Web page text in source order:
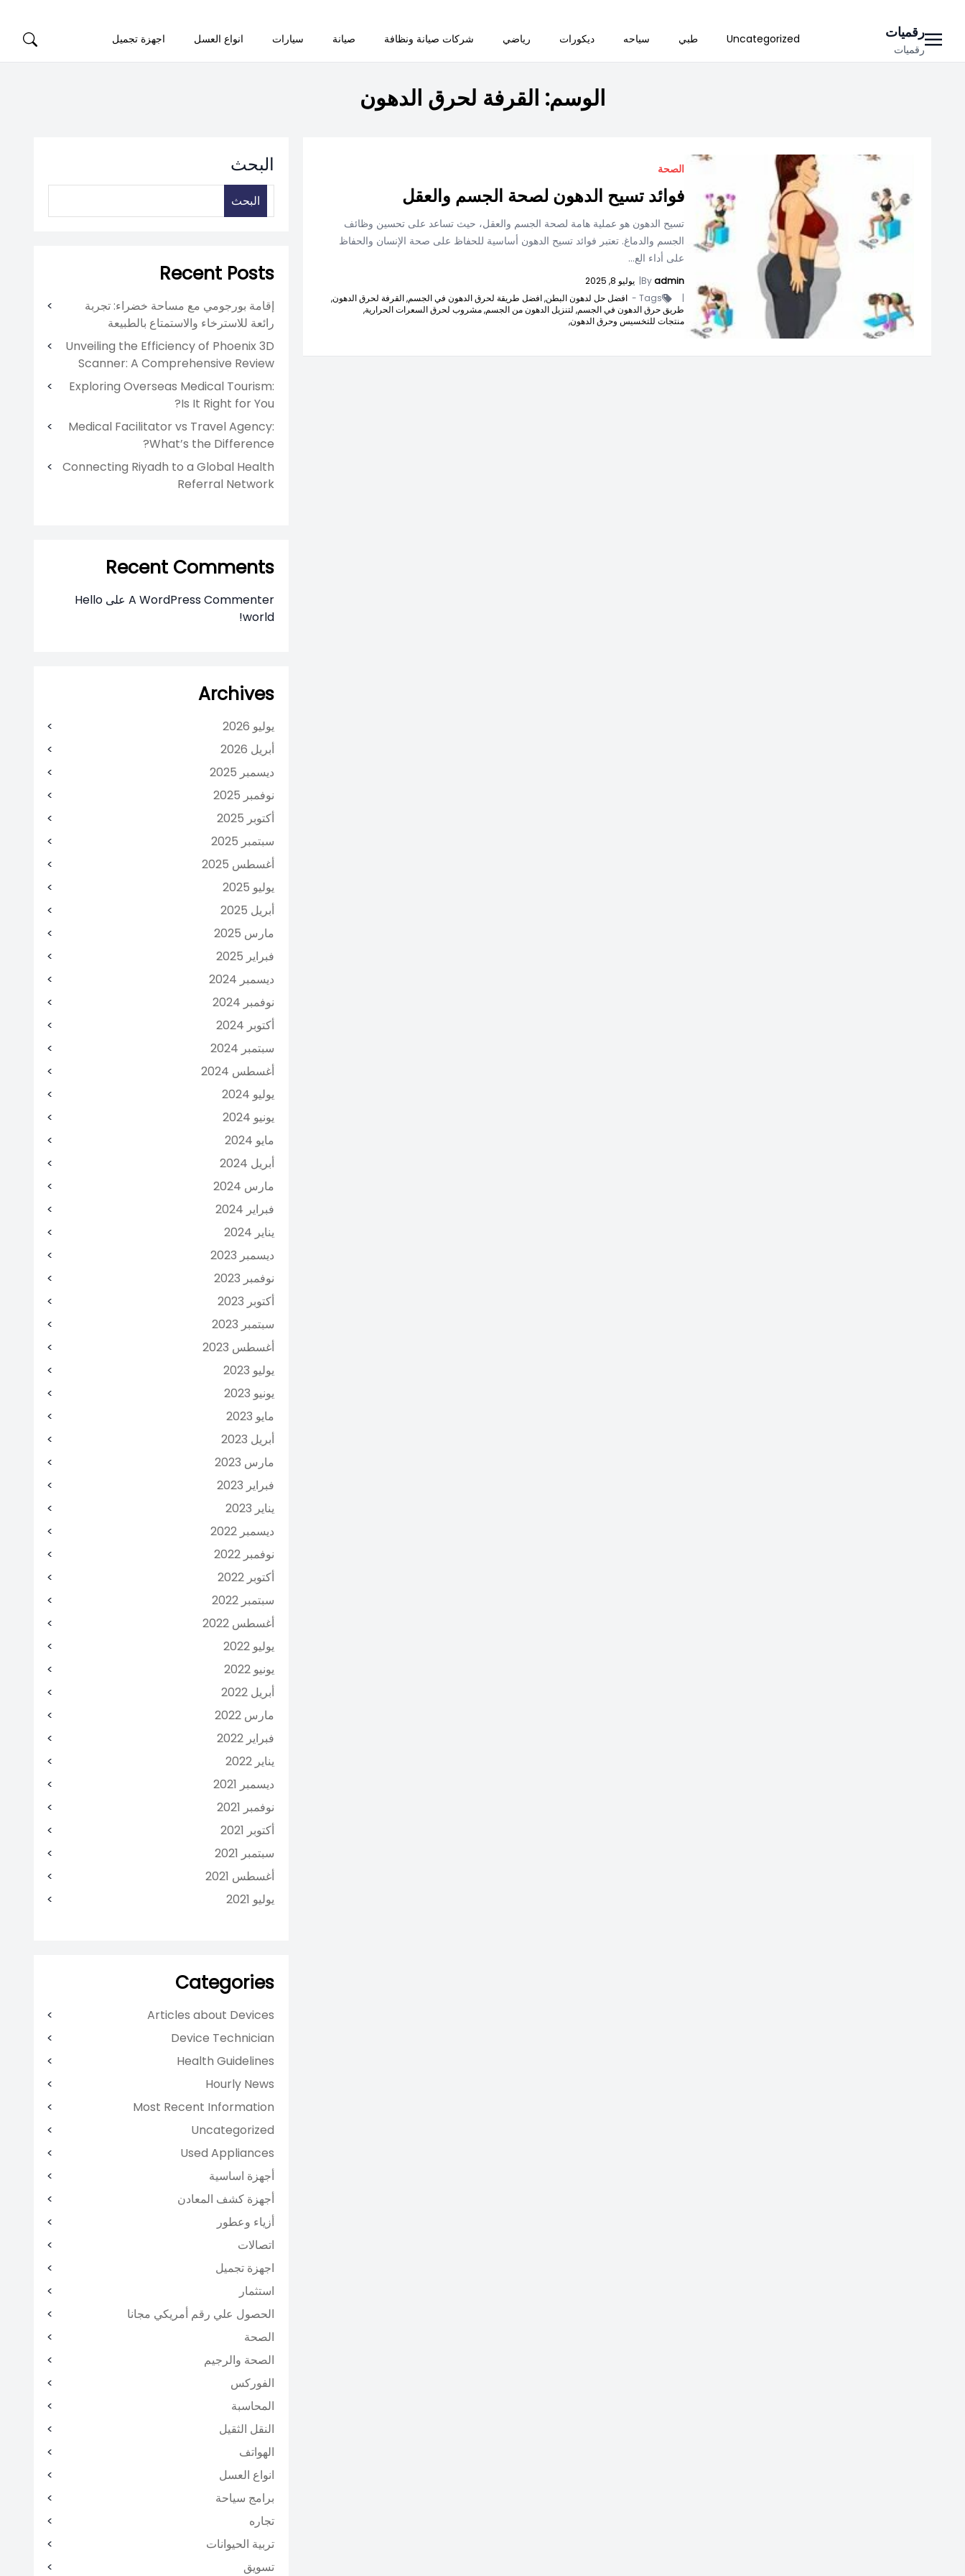
content
رقميات
رقميات
Uncategorized طبي سياحه ديكورات رياضي شركات صيانة ونظافة صيانة سيارات انواع العسل اجهزة تجميل
الوسم: القرفة لحرق الدهون
الصحة
فوائد تسيح الدهون لصحة الجسم والعقل
تسيح الدهون هو عملية هامة لصحة الجسم والعقل، حيث تساعد على تحسين وظائف
الجسم والدماغ. تعتبر فوائد تسيح الدهون أساسية للحفاظ على صحة الإنسان والحفاظ
على أداء الع...
Byadmin
| يوليو 8, 2025
|
Tags - افضل حل لدهون البطن,افضل طريقة لحرق الدهون في الجسم,القرفة لحرق الدهون,
طريق حرق الدهون في الجسم, لتنزيل الدهون من الجسم,مشروب لحرق السعرات الحرارية,
منتجات للتخسيس وحرق الدهون,
البحث
البحث
Recent Posts
إقامة بورجومي مع مساحة خضراء: تجربة
رائعة للاسترخاء والاستمتاع بالطبيعة
Unveiling the Efficiency of Phoenix 3D
Scanner: A Comprehensive Review
Exploring Overseas Medical Tourism:
Is It Right for You?
Medical Facilitator vs Travel Agency:
What’s the Difference?
Connecting Riyadh to a Global Health
Referral Network
Recent Comments
A WordPress Commenter على Hello
world!
Archives
يوليو 2026
أبريل 2026
ديسمبر 2025
نوفمبر 2025
أكتوبر 2025
سبتمبر 2025
أغسطس 2025
يوليو 2025
أبريل 2025
مارس 2025
فبراير 2025
ديسمبر 2024
نوفمبر 2024
أكتوبر 2024
سبتمبر 2024
أغسطس 2024
يوليو 2024
يونيو 2024
مايو 2024
أبريل 2024
مارس 2024
فبراير 2024
يناير 2024
ديسمبر 2023
نوفمبر 2023
أكتوبر 2023
سبتمبر 2023
أغسطس 2023
يوليو 2023
يونيو 2023
مايو 2023
أبريل 2023
مارس 2023
فبراير 2023
يناير 2023
ديسمبر 2022
نوفمبر 2022
أكتوبر 2022
سبتمبر 2022
أغسطس 2022
يوليو 2022
يونيو 2022
أبريل 2022
مارس 2022
فبراير 2022
يناير 2022
ديسمبر 2021
نوفمبر 2021
أكتوبر 2021
سبتمبر 2021
أغسطس 2021
يوليو 2021
Categories
Articles about Devices
Device Technician
Health Guidelines
Hourly News
Most Recent Information
Uncategorized
Used Appliances
أجهزة اساسية
أجهزة كشف المعادن
أزياء وعطور
اتصالات
اجهزة تجميل
استثمار
الحصول علي رقم أمريكي مجانا
الصحة
الصحة والرجيم
الفوركس
المحاسبة
النقل الثقيل
الهواتف
انواع العسل
برامج سياحة
تجاره
تربية الحيوانات
تسويق